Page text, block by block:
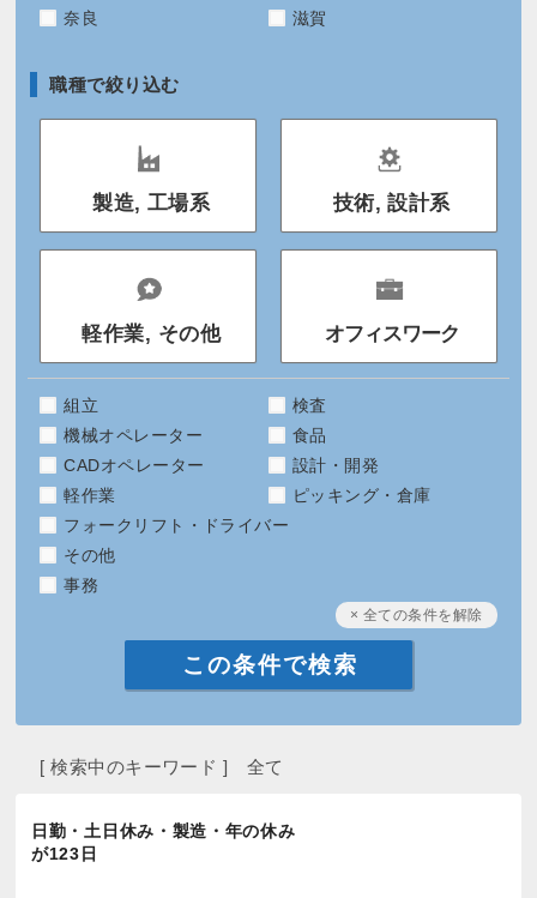
奈良
滋賀
職種で絞り込む
製造, 工場系 技術, 設計系
軽作業, その他 オフィスワーク
組立
検査
機械オペレーター
食品
CADオペレーター
設計・開発
軽作業
ピッキング・倉庫
フォークリフト・ドライバー
その他
事務
× 全ての条件を解除
[ 検索中のキーワード ] 全て
日勤・土日休み・製造・年の休み
が123日